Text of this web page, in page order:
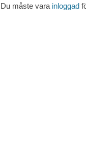
Du måste vara inloggad